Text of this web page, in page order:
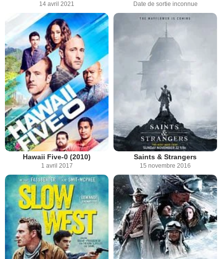
14 avril 2021 Date de sortie inconnue
Hawaii Five-0 (2010)
1 avril 2017
Saints & Strangers
15 novembre 2016